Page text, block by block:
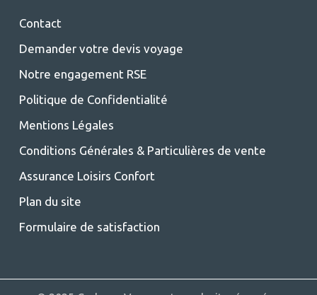
Contact
Demander votre devis voyage
Notre engagement RSE
Politique de Confidentialité
Mentions Légales
Conditions Générales & Particulières de vente
Assurance Loisirs Confort
Plan du site
Formulaire de satisfaction